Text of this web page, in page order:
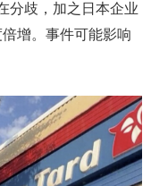
分歧，加之日本企业
增。事件可能影响